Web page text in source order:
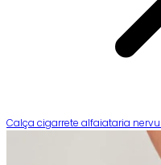
Calça cigarrete alfaiataria